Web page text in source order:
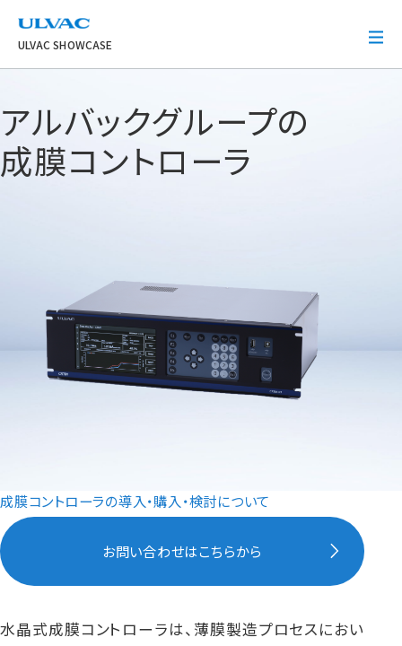
ULVAC
ULVAC SHOWCASE
アルバックグループの
成膜コントローラ
成膜コントローラの導入・購入・検討について
お問い合わせはこちらから
水晶式成膜コントローラは、薄膜製造プロセスにおい